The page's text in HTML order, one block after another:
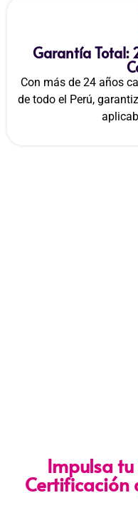
Garantía Total:
Con más de 24 años
de todo el Perú,
Impulsa
Certificación